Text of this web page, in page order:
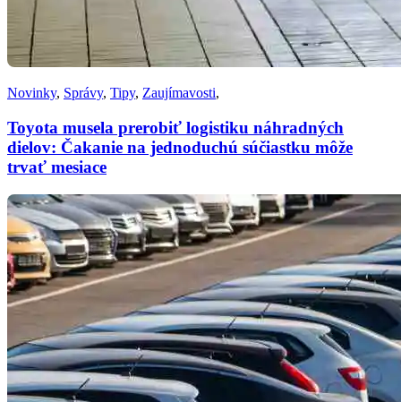
Novinky, Správy, Tipy, Zaujímavosti,
Toyota musela prerobiť logistiku náhradných
dielov: Čakanie na jednoduchú súčiastku môže
trvať mesiace